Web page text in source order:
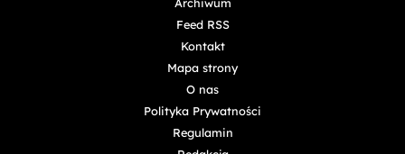
Feed RSS
Kontakt
Mapa strony
O nas
Polityka Prywatności
Regulamin